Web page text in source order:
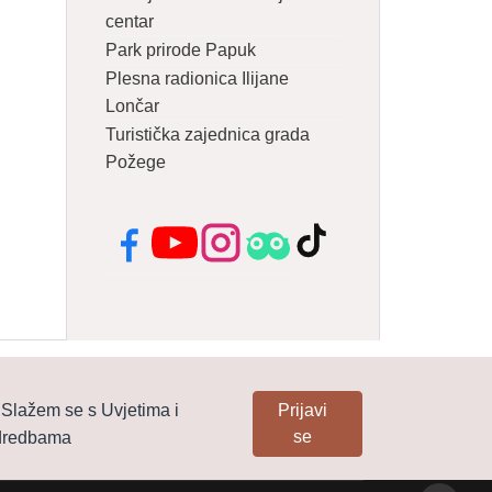
centar
Park prirode Papuk
Plesna radionica Ilijane
Lončar
Turistička zajednica grada
Požege
FacebookYouTubeInstagramTripadvisor
TikTok
se s Uvjetima i
Prijavi
se